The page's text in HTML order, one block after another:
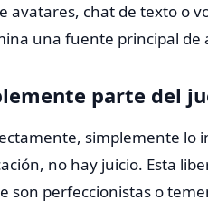
avatares, chat de texto o
una fuente principal de
parte del
simplemente lo
no hay juicio. Esta
son perfeccionistas o